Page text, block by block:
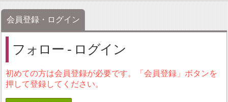
会員登録・ログイン
フォロー - ログイン
初めての方は会員登録が必要です。「会員登録」ボタンを
押して登録してください。